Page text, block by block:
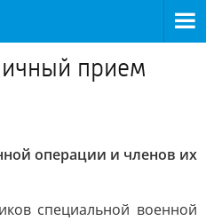
прием
операции и членов их
специальной военной